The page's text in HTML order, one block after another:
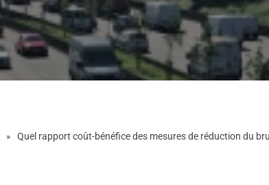
Quel rapport coût-bénéfice des mesures de réduction du